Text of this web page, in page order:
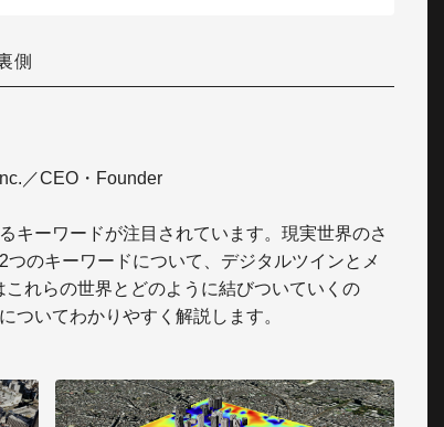
側
／CEO・Founder
キーワードが注目されています。現実世界のさ
のキーワードについて、デジタルツインとメ
れらの世界とどのように結びついていくの
ついてわかりやすく解説します。